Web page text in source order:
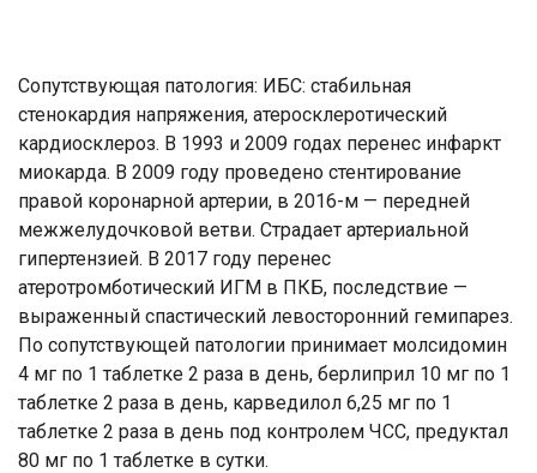
Сопутствующая патология: ИБС: стабильная
стенокардия напряжения, атеросклеротический
кардиосклероз. В 1993 и 2009 годах перенес инфаркт
миокарда. В 2009 году проведено стентирование
правой коронарной артерии, в 2016-м — передней
межжелудочковой ветви. Страдает артериальной
гипертензией. В 2017 году перенес
атеротромботический ИГМ в ПКБ, последствие —
выраженный спастический левосторонний гемипарез.
По сопутствующей патологии принимает молсидомин
4 мг по 1 таблетке 2 раза в день, берлиприл 10 мг по 1
таблетке 2 раза в день, карведилол 6,25 мг по 1
таблетке 2 раза в день под контролем ЧСС, предуктал
80 мг по 1 таблетке в сутки.